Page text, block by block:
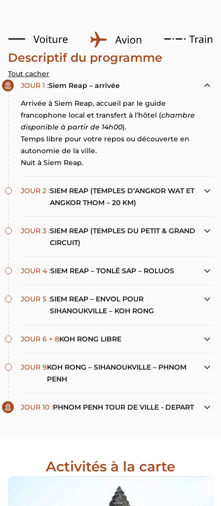
Descriptif du programme
Tout cacher
JOUR 1 :Siem Reap – arrivée
Arrivée à Siem Reap, accueil par le guide
francophone local et transfert à l’hôtel (chambre
disponible à partir de 14h00).
Temps libre pour votre repos ou découverte en
autonomie de la ville.
Nuit à Siem Reap.
JOUR 2 :SIEM REAP (TEMPLES D’ANGKOR WAT ET
ANGKOR THOM – 20 KM)
JOUR 3 :SIEM REAP (TEMPLES DU PETIT & GRAND
CIRCUIT)
JOUR 4 :SIEM REAP – TONLÉ SAP – ROLUOS
JOUR 5 :SIEM REAP – ENVOL POUR
SIHANOUKVILLE – KOH RONG
JOUR 6 + 8KOH RONG LIBRE
JOUR 9KOH RONG – SIHANOUKVILLE – PHNOM
PENH
JOUR 10 :PHNOM PENH TOUR DE VILLE - DEPART
Activités à la carte